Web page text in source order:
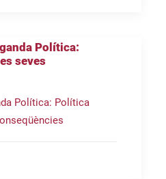
Política:
seves
Política: Política